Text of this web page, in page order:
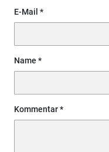
E-Mail
Name
Kommentar